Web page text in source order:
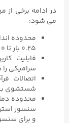
در ادامه برخی از
می شود:
۰.۲۵ بار تا ۰ تا ۱۶ بار است.
قابلیت
سرامیکی را
شستشوی بهداشتی) یا
محدوده